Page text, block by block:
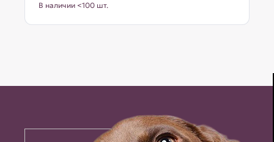
В наличии <100 шт.